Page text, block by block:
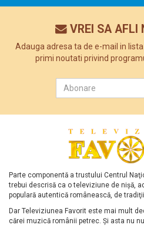
VREI SA AFLI
Adauga adresa ta de e-mail in
primi noutati privind
Parte componentă a trustului Centrul
trebui descrisă ca o televiziune de nişă,
populară autentică românească, de
Dar Televiziunea Favorit este mai mult
cărei muzică românii petrec. Şi asta nu